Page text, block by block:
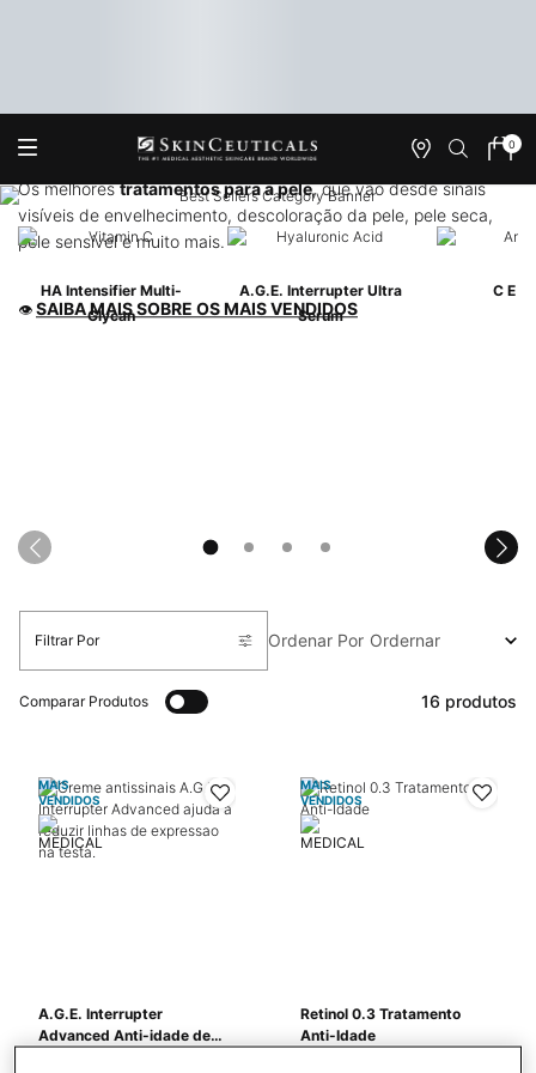
Onde
Meu
0
0
Main content
Os melhores produtos de Skincare
Os melhorestratamentos para a pele, que vão desde sinais
visíveis de envelhecimento, descoloração da pele, pele seca,
pele sensível e muito mais.
👁 SAIBA MAIS SOBRE OS MAIS VENDIDOS
HA Intensifier Multi-
Glycan
A.G.E. Interrupter Ultra
Serum
C E
Filtrar Por
Filters Menu Ordenar Por
Comparar Produtos 16 produtos
MAIS
VENDIDOS
A.G.E. Interrupter
Advanced Anti-idade de
MAIS
VENDIDOS
Retinol 0.3 Tratamento
Anti-Idade